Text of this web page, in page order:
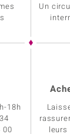
Un
18h
00